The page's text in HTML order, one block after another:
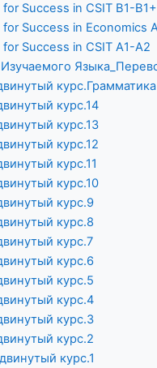
for Success in CSIT B1-B1+
for Success in Economics
for Success in CSIT A1-A2
курс.Грамматика
курс.14
курс.13
курс.12
курс.11
курс.10
курс.9
курс.8
курс.7
курс.6
курс.5
курс.4
курс.3
курс.2
курс.1